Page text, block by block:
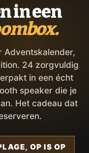
in een
Adventskalender,
24 zorgvuldig
in een écht
speaker die je
Het cadeau dat
OP IS OP